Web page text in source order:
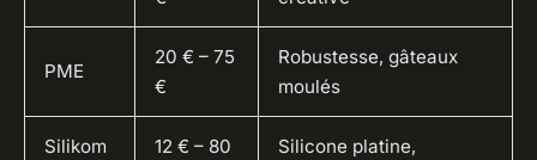
PME
20 € – 75
€
Robustesse, gâteaux
moulés
Silikom
12 € – 80
Silicone platine,